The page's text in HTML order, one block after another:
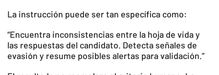
La instrucción puede ser tan específica como:
“Encuentra inconsistencias entre la hoja de vida y
las respuestas del candidato. Detecta señales de
evasión y resume posibles alertas para validación.”